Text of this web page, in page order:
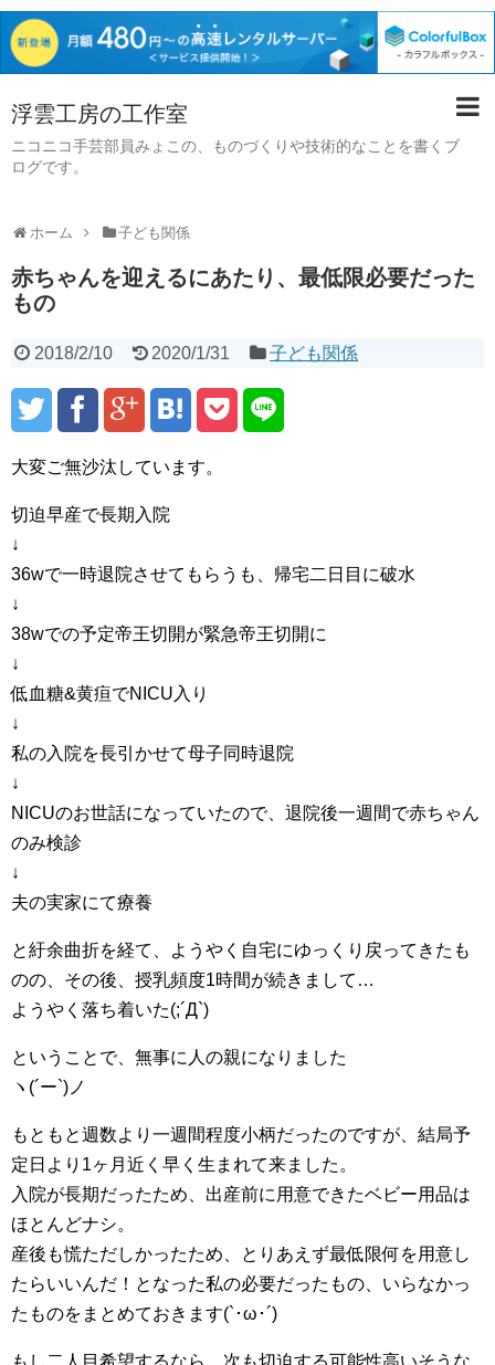
浮雲工房の工作室
ニコニコ手芸部員みょこの、ものづくりや技術的なことを書くブ
ログです。
ホーム 子ども関係
赤ちゃんを迎えるにあたり、最低限必要だった
もの
2018/2/10 2020/1/31 子ども関係
大変ご無沙汰しています。
切迫早産で長期入院
↓
36wで一時退院させてもらうも、帰宅二日目に破水
↓
38wでの予定帝王切開が緊急帝王切開に
↓
低血糖&黄疸でNICU入り
↓
私の入院を長引かせて母子同時退院
↓
NICUのお世話になっていたので、退院後一週間で赤ちゃん
のみ検診
↓
夫の実家にて療養
と紆余曲折を経て、ようやく自宅にゆっくり戻ってきたも
のの、その後、授乳頻度1時間が続きまして…
ようやく落ち着いた(;´Д`)
ということで、無事に人の親になりました
ヽ(´ー`)ノ
もともと週数より一週間程度小柄だったのですが、結局予
定日より1ヶ月近く早く生まれて来ました。
入院が長期だったため、出産前に用意できたベビー用品は
ほとんどナシ。
産後も慌ただしかったため、とりあえず最低限何を用意し
たらいいんだ！となった私の必要だったもの、いらなかっ
たものをまとめておきます(`･ω･´)
もし二人目希望するなら、次も切迫する可能性高いそうな